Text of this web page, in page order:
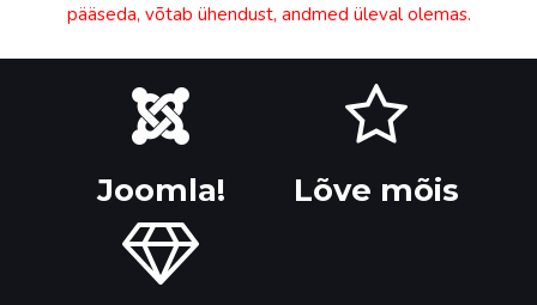
pääseda, võtab ühendust, andmed üleval olemas.
Joomla! Lõve mõis